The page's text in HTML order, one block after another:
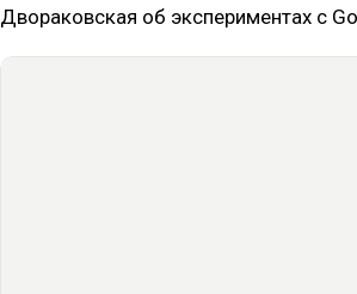
Двораковская об экспериментах с